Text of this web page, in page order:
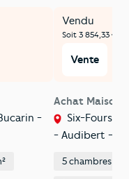
-
Vendu
Soit 3 854,33 €/m
Vente
Achat Maison
Six-Fours-
- Audibert -
5 chambres